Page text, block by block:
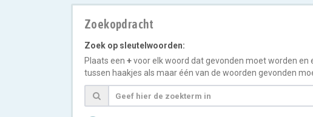
Zoekopdracht
Zoek op sleutelwoorden:
Plaats een +voor elk woord dat gevonden moet worden en
tussen haakjes als maar één van de woorden gevonden